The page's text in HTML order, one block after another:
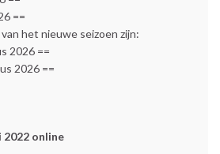
==
het nieuwe seizoen zijn:
2026 ==
2026 ==
2022 online